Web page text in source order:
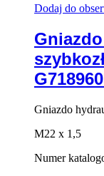
Dodaj do
Gniazdo
M22 x 1,5
Numer